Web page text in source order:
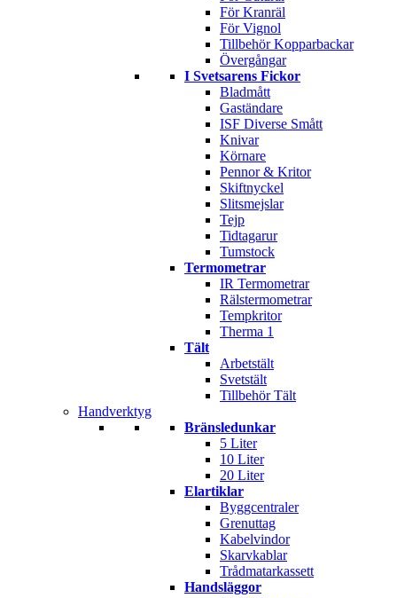
För Kranräl
För Vignol
Tillbehör Kopparbackar
Övergångar
I Svetsarens Fickor
Bladmått
Gaständare
ISF Diverse Smått
Knivar
Körnare
Pennor & Kritor
Skiftnyckel
Slitsmejslar
Tejp
Tidtagarur
Tumstock
Termometrar
IR Termometrar
Rälstermometrar
Tempkritor
Therma 1
Tält
Arbetstält
Svetstält
Tillbehör Tält
Handverktyg
Bränsledunkar
5 Liter
10 Liter
20 Liter
Elartiklar
Byggcentraler
Grenuttag
Kabelvindor
Skarvkablar
Trådmatarkassett
Handsläggor